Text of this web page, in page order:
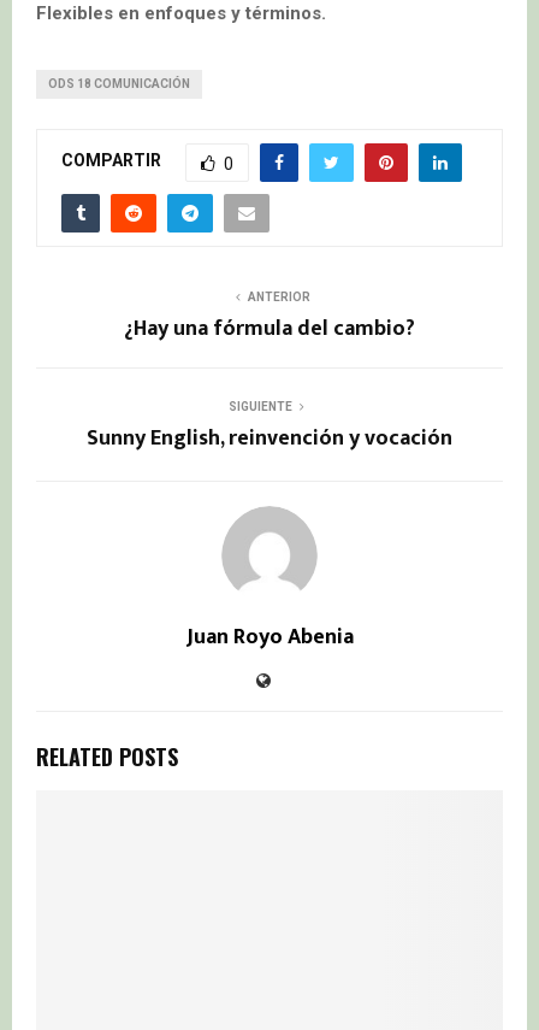
Flexibles en enfoques y términos.
ODS 18 COMUNICACIÓN
COMPARTIR 0
ANTERIOR
¿Hay una fórmula del cambio?
SIGUIENTE
Sunny English, reinvención y vocación
Juan Royo Abenia
RELATED POSTS